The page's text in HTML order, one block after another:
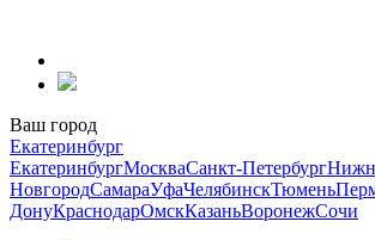
содержанию
Ваш город
Екатеринбург
ЕкатеринбургМоскваСанкт-Петербург
НовгородСамараУфаЧелябинскТюмень
ДонуКраснодарОмскКазаньВоронежСочи